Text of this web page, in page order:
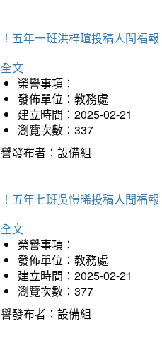
五年一班洪梓瑄投稿人間福
文
榮譽事項：
發佈單位：教務處
建立時間：2025-02-21
瀏覽次數：337
發布者：設備組
五年七班吳愷晞投稿人間福
文
榮譽事項：
發佈單位：教務處
建立時間：2025-02-21
瀏覽次數：377
發布者：設備組